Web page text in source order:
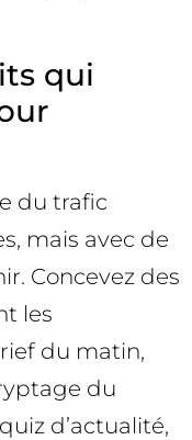
qui
du trafic
mais avec de
Concevez des
les
du matin,
du
d’actualité,